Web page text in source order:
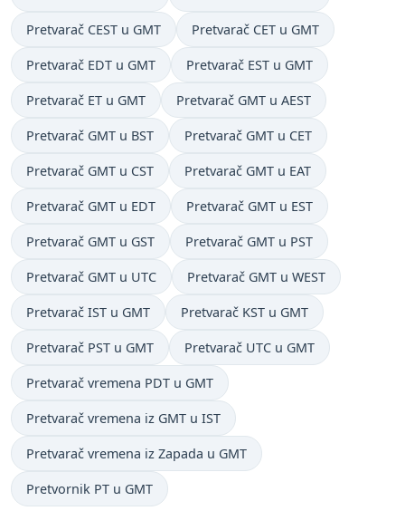
Pretvarač CEST u GMT Pretvarač CET u GMT
Pretvarač EDT u GMT Pretvarač EST u GMT
Pretvarač ET u GMT Pretvarač GMT u AEST
Pretvarač GMT u BST Pretvarač GMT u CET
Pretvarač GMT u CST Pretvarač GMT u EAT
Pretvarač GMT u EDT Pretvarač GMT u EST
Pretvarač GMT u GST Pretvarač GMT u PST
Pretvarač GMT u UTC Pretvarač GMT u WEST
Pretvarač IST u GMT Pretvarač KST u GMT
Pretvarač PST u GMT Pretvarač UTC u GMT
Pretvarač vremena PDT u GMT
Pretvarač vremena iz GMT u IST
Pretvarač vremena iz Zapada u GMT
Pretvornik PT u GMT